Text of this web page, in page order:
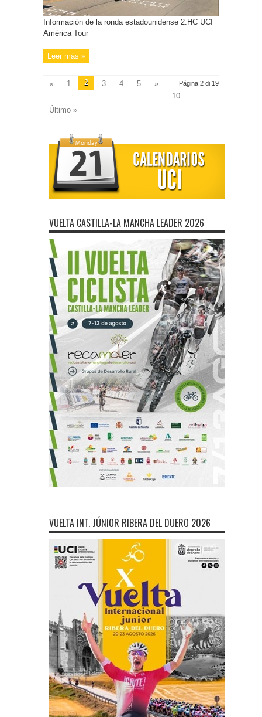
Información de la ronda estadounidense 2.HC UCI
América Tour
Leer más »
Página 2 di 19
« 1 2 3 4 5
»
10
...
Último »
VUELTA CASTILLA-LA MANCHA LEADER 2026
VUELTA INT. JÚNIOR RIBERA DEL DUERO 2026